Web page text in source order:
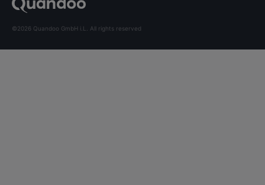
©2026 Quandoo GmbH i.L. All rights reserved